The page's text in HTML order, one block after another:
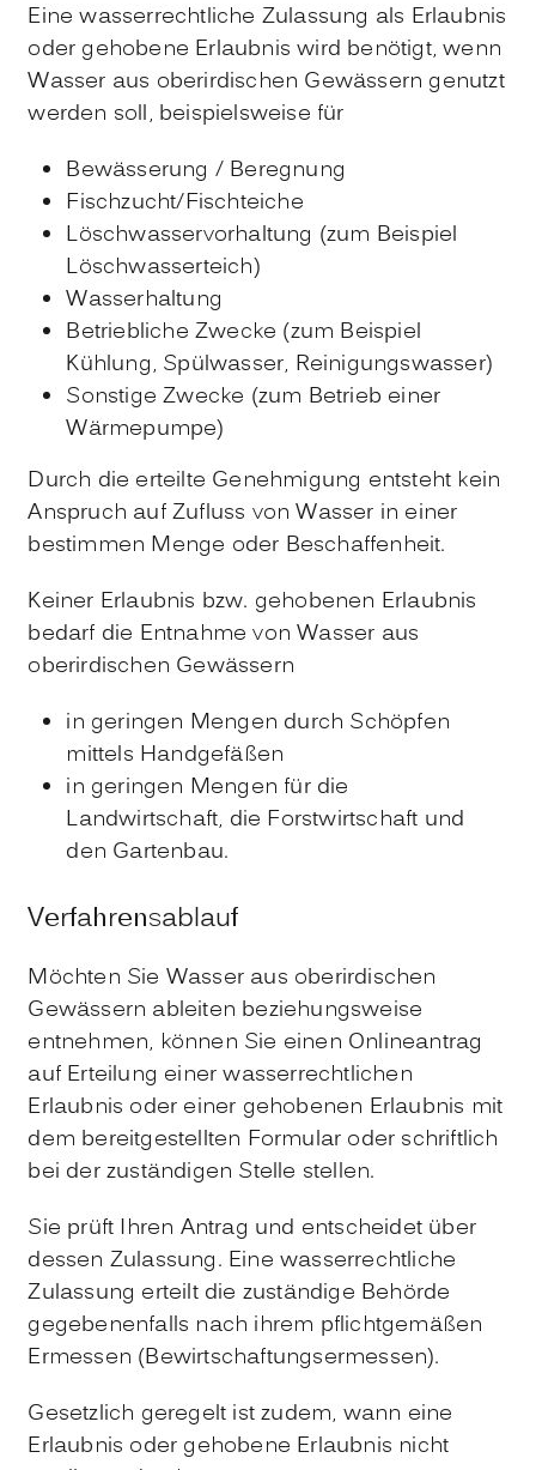
Eine wasserrechtliche Zulassung als Erlaubnis
oder gehobene Erlaubnis wird benötigt, wenn
Wasser aus oberirdischen Gewässern genutzt
werden soll, beispielsweise für
Bewässerung / Beregnung
Fischzucht/Fischteiche
Löschwasservorhaltung (zum Beispiel
Löschwasserteich)
Wasserhaltung
Betriebliche Zwecke (zum Beispiel
Kühlung, Spülwasser, Reinigungswasser)
Sonstige Zwecke (zum Betrieb einer
Wärmepumpe)
Durch die erteilte Genehmigung entsteht kein
Anspruch auf Zufluss von Wasser in einer
bestimmen Menge oder Beschaffenheit.
Keiner Erlaubnis bzw. gehobenen Erlaubnis
bedarf die Entnahme von Wasser aus
oberirdischen Gewässern
in geringen Mengen durch Schöpfen
mittels Handgefäßen
in geringen Mengen für die
Landwirtschaft, die Forstwirtschaft und
den Gartenbau.
Verfahrensablauf
Möchten Sie Wasser aus oberirdischen
Gewässern ableiten beziehungsweise
entnehmen, können Sie einen Onlineantrag
auf Erteilung einer wasserrechtlichen
Erlaubnis oder einer gehobenen Erlaubnis mit
dem bereitgestellten Formular oder schriftlich
bei der zuständigen Stelle stellen.
Sie prüft Ihren Antrag und entscheidet über
dessen Zulassung. Eine wasserrechtliche
Zulassung erteilt die zuständige Behörde
gegebenenfalls nach ihrem pflichtgemäßen
Ermessen (Bewirtschaftungsermessen).
Gesetzlich geregelt ist zudem, wann eine
Erlaubnis oder gehobene Erlaubnis nicht